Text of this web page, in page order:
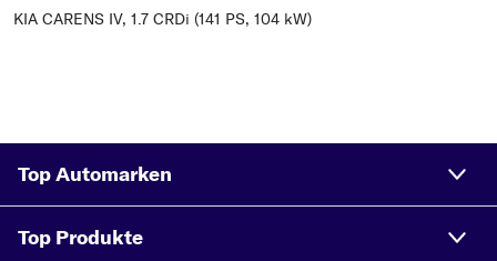
KIA CARENS IV, 1.7 CRDi (141 PS, 104 kW)
Top Automarken
Top Produkte